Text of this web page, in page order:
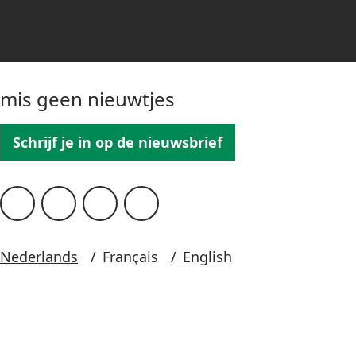
mis geen nieuwtjes
Schrijf je in op de nieuwsbrief
Nederlands / Français / English